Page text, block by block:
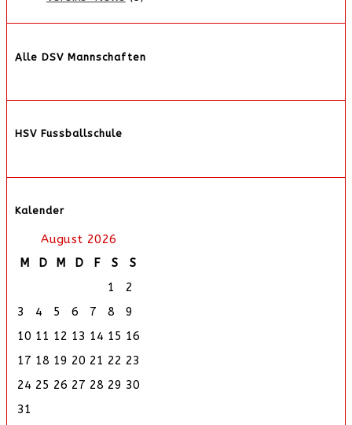
Alle DSV Mannschaften
HSV Fussballschule
Kalender
August 2026
M
D M D F S
S
1
2
3
4 5 6 7 8
9
10 11 12 13 14 15 16
17 18 19 20 21 22 23
24 25 26 27 28 29 30
31